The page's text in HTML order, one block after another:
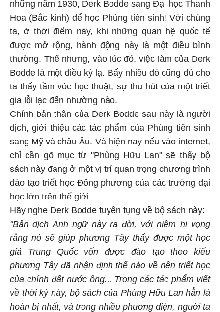
những năm 1930, Derk Bodde sang Đại học Thanh
Hoa (Bắc kinh) để học Phùng tiên sinh! Với chúng
ta, ở thời điểm này, khi những quan hệ quốc tế
được mở rộng, hành động này là một điều bình
thường. Thế nhưng, vào lúc đó, việc làm của Derk
Bodde là một điều kỳ lạ. Bấy nhiêu đó cũng đủ cho
ta thấy tầm vóc học thuật, sự thu hút của một triết
gia lỗi lạc đến nhường nào.
Chính bản thân của Derk Bodde sau này là người
dịch, giới thiệu các tác phẩm của Phùng tiên sinh
sang Mỹ và châu Âu. Và hiện nay nếu vào internet,
chỉ cần gõ mục từ "Phùng Hữu Lan" sẽ thấy bộ
sách này đang ở một vị trí quan trọng chương trình
đào tạo triết học Đông phương của các trường đại
học lớn trên thế giới.
Hãy nghe Derk Bodde tuyên tụng về bộ sách này:
"Bản dịch Anh ngữ này ra đời, với niềm hi vọng
rằng nó sẽ giúp phương Tây thấy được một học
giả Trung Quốc vốn được đào tạo theo kiểu
phương Tây đã nhận định thế nào về nền triết học
của chính đất nước ông... Trong các tác phẩm viết
về thời kỳ này, bộ sách của Phùng Hữu Lan hẳn là
hoàn bị nhất, và trong nhiều phương diện, người ta